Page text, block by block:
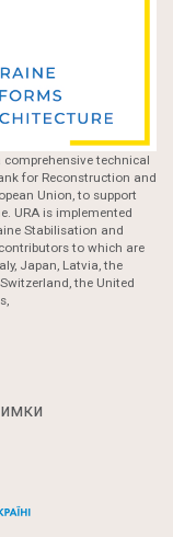
technical
for Reconstruction and
Union, to support
URA is implemented
Stabilisation and
to which are
Japan, Latvia, the
the United